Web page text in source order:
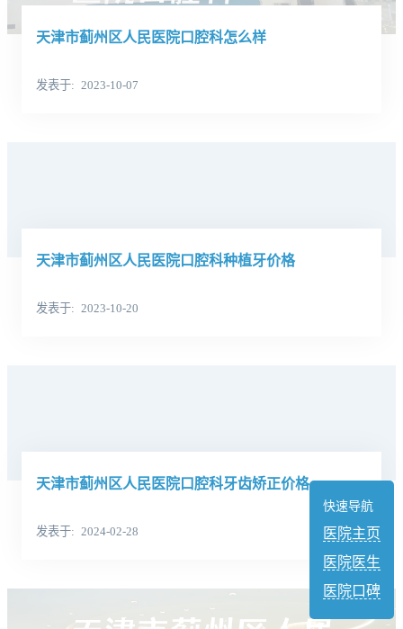
快速导航
医院主页
医院医生
医院口碑
天津市蓟州区人民医院口腔科怎么样
发表于 2023-10-07
天津市蓟州区人民医院口腔科种植牙价格
发表于 2023-10-20
天津市蓟州区人民医院口腔科牙齿矫正价格
发表于 2024-02-28